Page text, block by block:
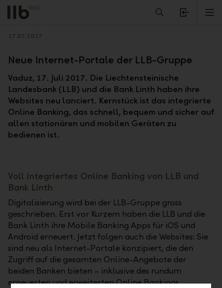
Alerts.Headline
Zurück
17.07.2017
Neue Internet-Portale der LLB-Gruppe
Vaduz, 17. Juli 2017. Die Liechtensteinische
Landesbank (LLB) und die Bank Linth haben ihre
Websites neu lanciert. Kernstück ist das integrierte
Online Banking, das schnell, bequem und sicher auf
allen stationären und mobilen Geräten zu
bedienen ist.
Voll integriertes Online Banking von LLB und
Bank Linth
Digitalisierung wird bei der LLB-Gruppe gross
geschrieben. Erst vor Kurzem haben die LLB und die
Bank Linth ihre Mobile Banking Apps für iOS und
Android erneuert. Jetzt folgen auch die Websites: Sie
sind neu als Internet-Portale konzipiert, die den
Zugriff auf die gesamten Online-Angebote der
beiden Banken bieten – inklusive des rundum
erneuerten und erweiterten Online Bankings.